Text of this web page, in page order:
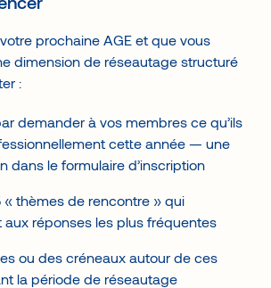
prochaine AGE et que vous
dimension de réseautage structuré
:
demander à vos membres ce qu’ils
cette année — une
dans le formulaire d’inscription
« thèmes de rencontre » qui
réponses les plus fréquentes
ou des créneaux autour de ces
la période de réseautage